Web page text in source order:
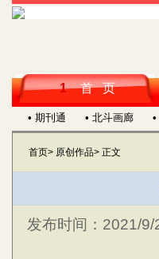
1 首 页
• 期刊通 • 北斗画廊
首页> 原创作品> 正文
盆
发布时间： 2021/9/